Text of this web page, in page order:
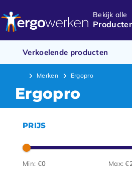
Bekijk alle
Verkoelende producten
Merken Ergopro
Ergopro
PRIJS
Min: €0 Max: €